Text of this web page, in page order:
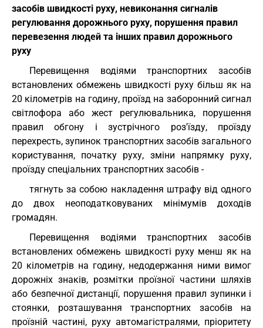
засобів швидкості руху, невиконання сигналів
регулювання дорожнього руху, порушення правил
перевезення людей та інших правил дорожнього
руху
Перевищення водіями транспортних засобів
встановлених обмежень швидкості руху більш як на
20 кілометрів на годину, проїзд на заборонний сигнал
світлофора або жест регулювальника, порушення
правил обгону і зустрічного роз'їзду, проїзду
перехресть, зупинок транспортних засобів загального
користування, початку руху, зміни напрямку руху,
проїзду спеціальних транспортних засобів -
тягнуть за собою накладення штрафу від одного
до двох неоподатковуваних мінімумів доходів
громадян.
Перевищення водіями транспортних засобів
встановлених обмежень швидкості руху менш як на
20 кілометрів на годину, недодержання ними вимог
дорожніх знаків, розмітки проїзної частини шляхів
або безпечної дистанції, порушення правил зупинки і
стоянки, розташування транспортних засобів на
проїзній частині, руху автомагістралями, пріоритету